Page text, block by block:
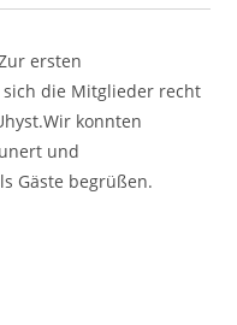
ersten
die Mitglieder recht
konnten
und
Gäste begrüßen.